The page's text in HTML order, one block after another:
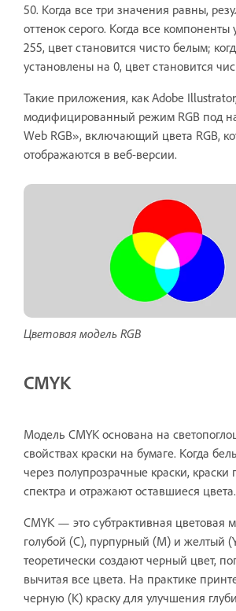
50. Когда все три значения равны,
оттенок серого. Когда все
255, цвет становится чисто белым;
установлены на 0, цвет становится
Такие приложения, как Adobe
модифицированный режим RGB под
Web RGB», включающий цвета RGB,
отображаются в веб-версии.
Цветовая модель RGB
CMYK
Модель CMYK основана на
свойствах краски на бумаге. Когда
через полупрозрачные краски, краски
спектра и отражают оставшиеся цвета.
CMYK — это субтрактивная цветовая
голубой (C), пурпурный (M) и желтый
теоретически создают черный цвет,
вычитая все цвета. На практике
черную (K) краску для улучшения